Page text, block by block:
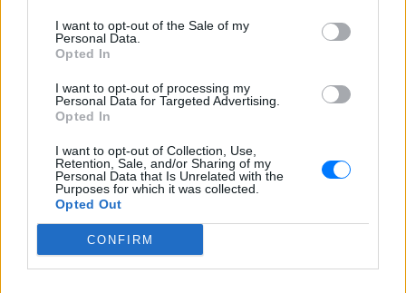
I want to opt-out of the Sale of my
Personal Data.
Opted In
I want to opt-out of processing my
Personal Data for Targeted Advertising.
Opted In
I want to opt-out of Collection, Use,
Retention, Sale, and/or Sharing of my
Personal Data that Is Unrelated with the
Purposes for which it was collected.
Opted Out
CONFIRM
και μάθετε πρώτοι τα πιο hot νέα
Διαβάστε περισσότερα θέματα για
Ομορφιά,Σχέσειςκαι φυσικάCelebritiesστο νέο